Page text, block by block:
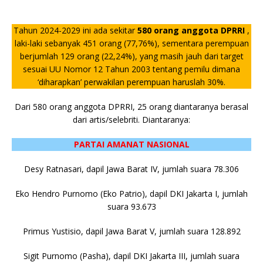
Tahun 2024-2029 ini ada sekitar580 orang anggota DPRRI ,
laki-laki sebanyak 451 orang (77,76%), sementara perempuan
berjumlah 129 orang (22,24%), yang masih jauh dari target
sesuai UU Nomor 12 Tahun 2003 tentang pemilu dimana
‘diharapkan’ perwakilan perempuan haruslah 30%.
Dari 580 orang anggota DPRRI, 25 orang diantaranya berasal
dari artis/selebriti. Diantaranya:
PARTAI AMANAT NASIONAL
Desy Ratnasari, dapil Jawa Barat IV, jumlah suara 78.306
Eko Hendro Purnomo (Eko Patrio), dapil DKI Jakarta I, jumlah
suara 93.673
Primus Yustisio, dapil Jawa Barat V, jumlah suara 128.892
Sigit Purnomo (Pasha), dapil DKI Jakarta III, jumlah suara